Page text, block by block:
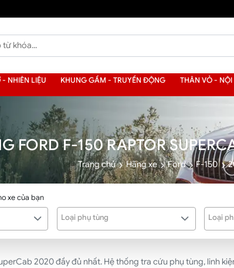
NHIÊN LIỆU KHUNG GẦM - TRUYỀN ĐỘNG THÂN VỎ - NỘI
FORD F-150 RAPTOR
Trang chủ Hãng xe Ford F-150
xe của bạn
Loại phụ tùng Loại
2020 đầy đủ nhất. Hệ thống tra cứu phụ tùng, linh